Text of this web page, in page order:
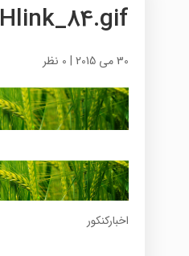
Hlink_84.gif
30 می 2015 | 0 نظر
اخبارکنکور